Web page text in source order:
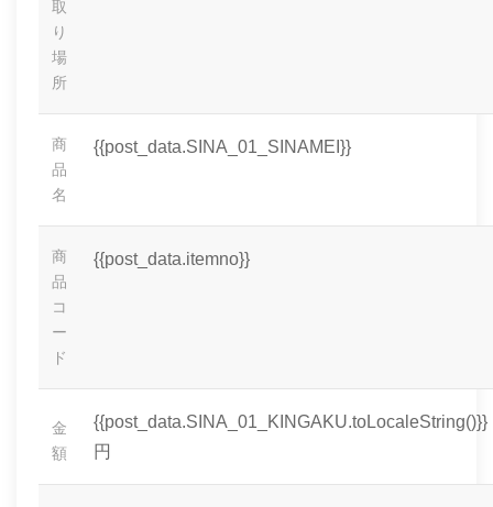
取
り
場
所
商
品
名
{{post_data.SINA_01_SINAMEI}}
商
品
コ
ー
ド
{{post_data.itemno}}
金
額
{{post_data.SINA_01_KINGAKU.toLocaleString()}}
円